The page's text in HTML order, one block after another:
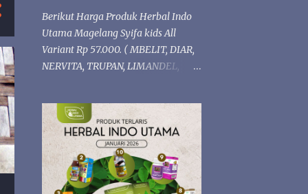
Berikut Harga Produk Herbal Indo
Utama Magelang Syifa kids All
Variant Rp 57.000. ( MBELIT, DIAR,
NERVITA, TRUPAN, LIMANDEL,
VITANGIN, FLUBA). kECUALI Syifaa
kids Propolis Rp 68.000 Produk
Herbal formulasi Diacarehiu | Rp.
74.000 (Herbal untuk Diabetes )
Gastrohiu | Rp. 68.000 (Herbal